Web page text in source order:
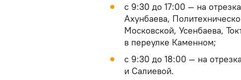
с 9:30 до 17:00 — на
Ахунбаева,
Московской, Усенбаева,
в переулке Каменном;
с 9:30 до 18:00 — на
и Салиевой.